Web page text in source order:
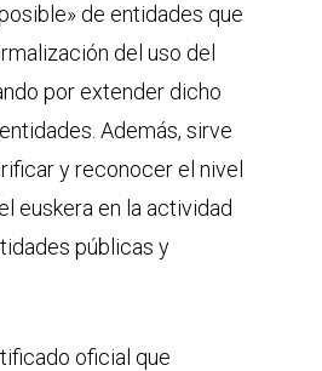
de entidades que
del uso del
por extender dicho
Además, sirve
y reconocer el nivel
euskera en la actividad
públicas y
oficial que